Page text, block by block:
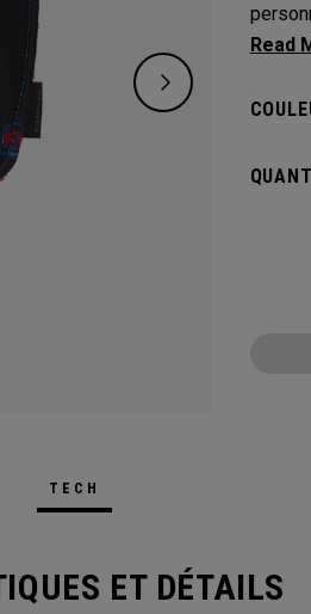
qui
TECH
ET DÉTAILS